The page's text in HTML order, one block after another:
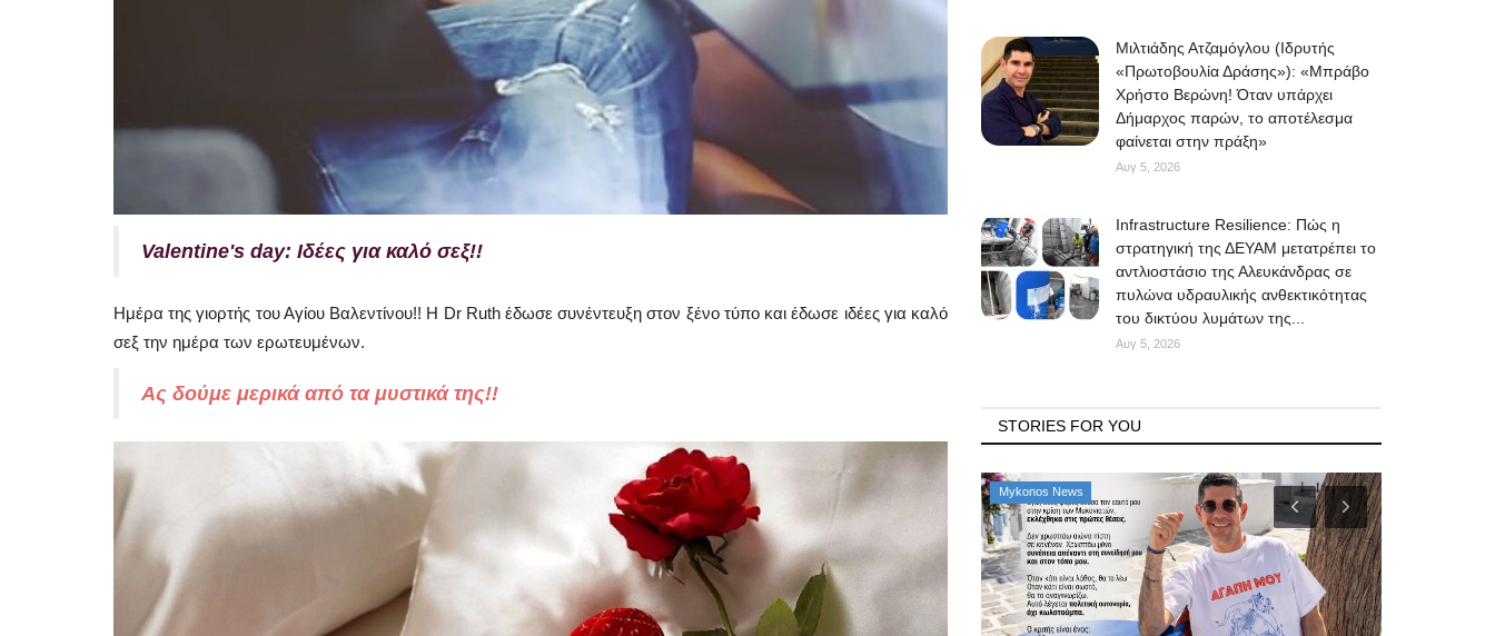
Valentine's day: Ιδέες για καλό σεξ!!
Ημέρα της γιορτής του Αγίου Βαλεντίνου!! Η Dr Ruth έδωσε συνέντευξη στον ξένο τύπο και έδωσε ιδέες για καλό
σεξ την ημέρα των ερωτευμένων.
Ας δούμε μερικά από τα μυστικά της!!
Μιλτιάδης Ατζαμόγλου (Ιδρυτής
«Πρωτοβουλία Δράσης»): «Μπράβο
Χρήστο Βερώνη! Όταν υπάρχει
Δήμαρχος παρών, το αποτέλεσμα
φαίνεται στην πράξη»
Αυγ 5, 2026
Infrastructure Resilience: Πώς η
στρατηγική της ΔΕΥΑΜ μετατρέπει το
αντλιοστάσιο της Αλευκάνδρας σε
πυλώνα υδραυλικής ανθεκτικότητας
του δικτύου λυμάτων της...
Αυγ 5, 2026
STORIES FOR YOU
Mykonos News Property